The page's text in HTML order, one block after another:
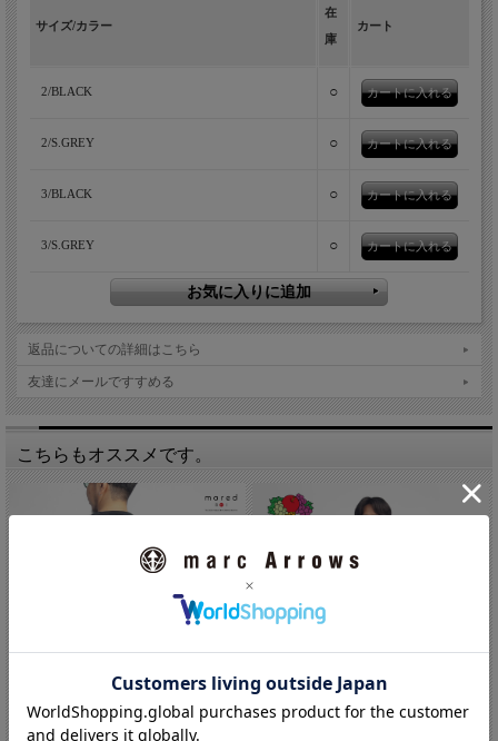
MANUAL ALPHABETの伝説的なモデル、
フードシャツを当店別注で完全復刻。
約10年前、MANUAL ALPHABETの中でもひときわ人気を集めて
いた伝説的なモデル「TYPEWRITER HOOD SHIRTS（MA-J-
123）」。シャツ生地で仕立てたプルオーバーパーカーという、
今思い返しても新鮮な一着で、シャツメーカーを前身に持つ
身もこのモデルの愛用者で、かなり長い間着続けてきました。た
だ、さすがに10年近く経つと生地にはヤレ感が出てくるし、シル
エットも当時のものなので、今の気分とは少しズレてきてしまっ
ていて。「そろそろ買い替えたいな」と思っても、すでに廃番。
もう手に入らない。じゃあ、欲しいなら別注して作ってもらえば
いいじゃないか。ということで、会社の資金を使いながら、かな
り個人的な欲望を全開にして復活させたのがこのモデルです
（笑）。基本的な仕様は当時のままですが、シルエットは今の気
分に合わせてゆったりと調整。よりリラックスして着られるよ
う、アップデートしています。当店でしか手に入らないこの別注
モデル、当時このシャツパーカーを探していた方はもちろん、初
めて目にする方にも、ぜひ手に取ってほしい一着です。
サイズ/カラー
在
庫
カート
2/BLACK ○
2/S.GREY ○
3/BLACK ○
3/S.GREY ○
返品についての詳細はこちら
友達にメールですすめる
こちらもオススメです。